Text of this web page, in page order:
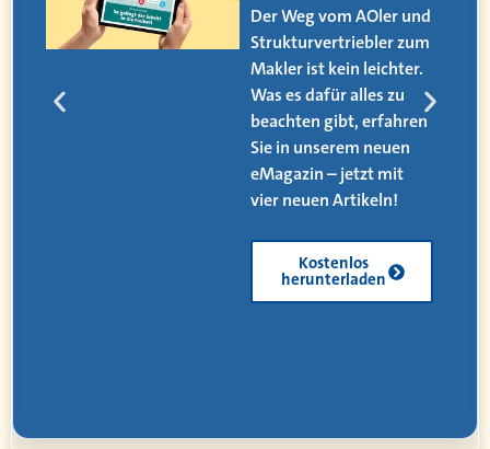
Der Weg vom AOler und
Strukturvertriebler zum
Makler ist kein leichter.
Was es dafür alles zu
beachten gibt, erfahren
Sie in unserem neuen
eMagazin – jetzt mit
vier neuen Artikeln!
Kostenlos
herunterladen